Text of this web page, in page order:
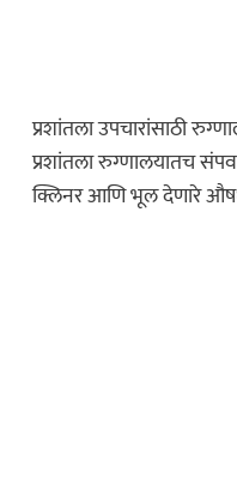
प्रशांतला उपचारांसाठी
प्रशांतला रुग्णालयातच
क्लिनर आणि भूल देणारे